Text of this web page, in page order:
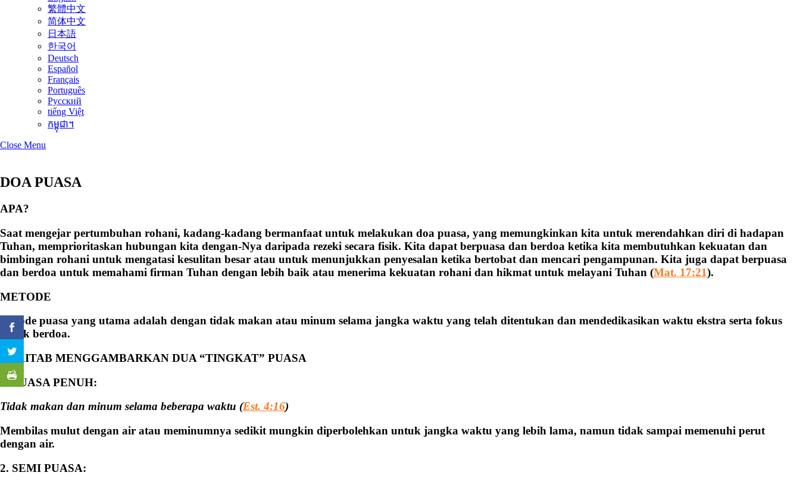
繁體中文
简体中文
日本語
한국어
Deutsch
Español
Français
Português
Русский
tiếng Việt
កម្ពុជា។
Close Menu
DOA PUASA
APA?
Saat mengejar pertumbuhan rohani, kadang-kadang bermanfaat untuk melakukan doa puasa, yang memungkinkan kita untuk merendahkan diri di hadapan
Tuhan, memprioritaskan hubungan kita dengan-Nya daripada rezeki secara fisik. Kita dapat berpuasa dan berdoa ketika kita membutuhkan kekuatan dan
bimbingan rohani untuk mengatasi kesulitan besar atau untuk menunjukkan penyesalan ketika bertobat dan mencari pengampunan. Kita juga dapat berpuasa
dan berdoa untuk memahami firman Tuhan dengan lebih baik atau menerima kekuatan rohani dan hikmat untuk melayani Tuhan (Mat. 17:21).
METODE
Metode puasa yang utama adalah dengan tidak makan atau minum selama jangka waktu yang telah ditentukan dan mendedikasikan waktu ekstra serta fokus
untuk berdoa.
ALKITAB MENGGAMBARKAN DUA “TINGKAT” PUASA
1. PUASA PENUH:
Tidak makan dan minum selama beberapa waktu (Est. 4:16)
Membilas mulut dengan air atau meminumnya sedikit mungkin diperbolehkan untuk jangka waktu yang lebih lama, namun tidak sampai memenuhi perut
dengan air.
2. SEMI PUASA: